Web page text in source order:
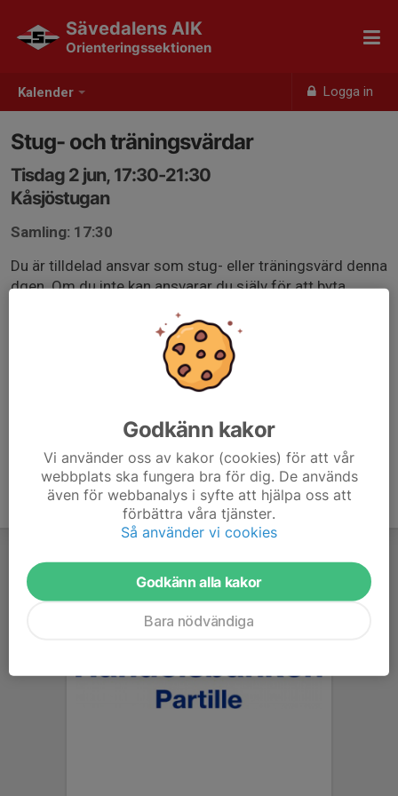
Kalender Logga in
Sävedalens AIK
Orienteringssektionen
Stug- och träningsvärdar
Tisdag 2 jun, 17:30-21:30
Kåsjöstugan
Samling: 17:30
Du är tilldelad ansvar som stug- eller träningsvärd denna
dgen. Om du inte kan ansvarar du själv för att byta.
Se länk för mer information vad det innebär!
www.savedalensaik.se/savedalensaik-orientering-
juniorsenior/sida/115227/tisdagstraningar
Godkänn kakor
Vi använder oss av kakor (cookies) för att vår
webbplats ska fungera bra för dig. De används
även för webbanalys i syfte att hjälpa oss att
förbättra våra tjänster.
Så använder vi cookies
Godkänn alla kakor
Bara nödvändiga